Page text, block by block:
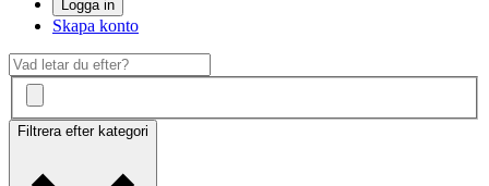
Logga in
Skapa konto
Filtrera efter kategori